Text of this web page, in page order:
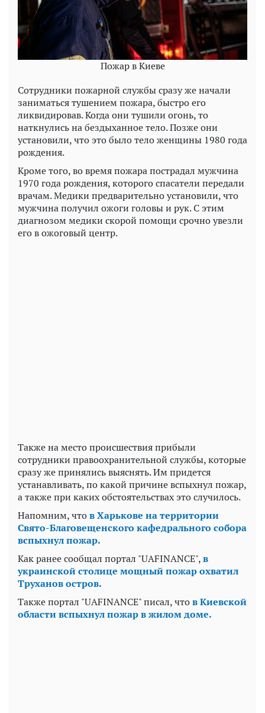
Пожар в Киеве
Сотрудники пожарной службы сразу же начали
заниматься тушением пожара, быстро его
ликвидировав. Когда они тушили огонь, то
наткнулись на бездыханное тело. Позже они
установили, что это было тело женщины 1980 года
рождения.
Кроме того, во время пожара пострадал мужчина
1970 года рождения, которого спасатели передали
врачам. Медики предварительно установили, что
мужчина получил ожоги головы и рук. С этим
диагнозом медики скорой помощи срочно увезли
его в ожоговый центр.
Также на место происшествия прибыли
сотрудники правоохранительной службы, которые
сразу же принялись выяснять. Им придется
устанавливать, по какой причине вспыхнул пожар,
а также при каких обстоятельствах это случилось.
Напомним, чтов Харькове на территории
Свято-Благовещенского кафедрального собора
вспыхнул пожар.
Как ранее сообщал портал "UAFINANCE",в
украинской столице мощный пожар охватил
Труханов остров.
Также портал "UAFINANCE" писал, чтов Киевской
области вспыхнул пожар в жилом доме.